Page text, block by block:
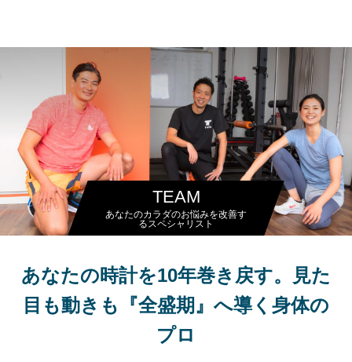
TEAM
あなたのカラダのお悩みを改善す
るスペシャリスト
あなたの時計を10年巻き戻す。見た
目も動きも『全盛期』へ導く身体の
プロ